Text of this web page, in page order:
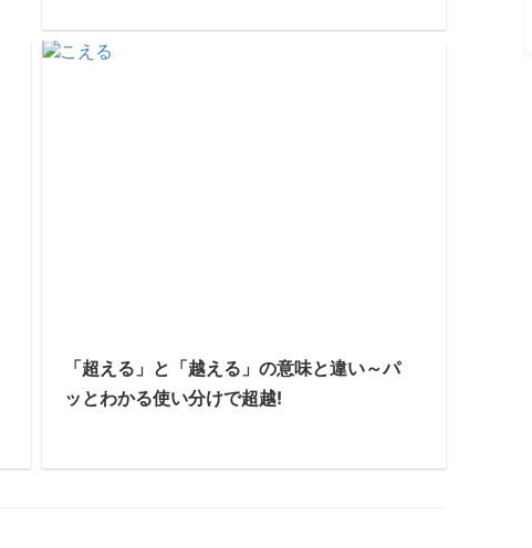
「超える」と「越える」の意味と違い～パ
ッとわかる使い分けで超越!